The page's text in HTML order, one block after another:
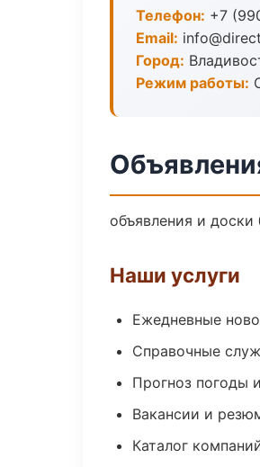
Телефон: +7
Email:
Город:
Режим работы:
объявления и
Наши услуги
Ежедневные
Справочные
Прогноз погоды
Вакансии и
Каталог